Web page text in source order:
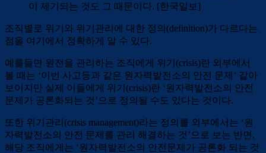
이 제기되는 것도 그 때문이다. [한국일보]
조직별로 위기와 위기관리에 대한 정의(definition)가 다르다는
점을 여기에서 정확하게 알 수 있다.
예를들면 원전을 관리하는 조직에게 위기(crisis)란 외부에서
볼 때는 ‘이번 사고등과 같은 원자력발전소의 안전 문제’ 같아
보이지만 실제 이들에게 위기(crisis)란 ‘원자력발전소의 안전
문제가 공론화되는 것’으로 정의될 수도 있다는 것이다.
또한 위기관리(crisis management)라는 정의를 외부에서는 ‘원
자력발전소의 안전 문제를 관리 해결하는 것’으로 보는 반면,
해당 조직에게는 ‘원자력발전소의 안전문제가 공론화 되는 것